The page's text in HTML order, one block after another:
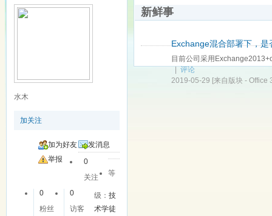
水木
加关注
加为好友
发消息
举报
0
关注
0
粉丝
0
访客
等
级：技
术学徒
新鲜事
Exchange混合部署下，
目前公司采用
|评论
2019-05-29 [来自版块 - Office